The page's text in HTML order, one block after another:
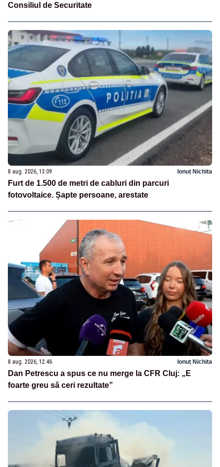
Consiliul de Securitate
8 aug. 2026, 13:09 Ionuț Nichita
Furt de 1.500 de metri de cabluri din parcuri
fotovoltaice. Șapte persoane, arestate
8 aug. 2026, 12:46 Ionuț Nichita
Dan Petrescu a spus ce nu merge la CFR Cluj: „E
foarte greu să ceri rezultate”